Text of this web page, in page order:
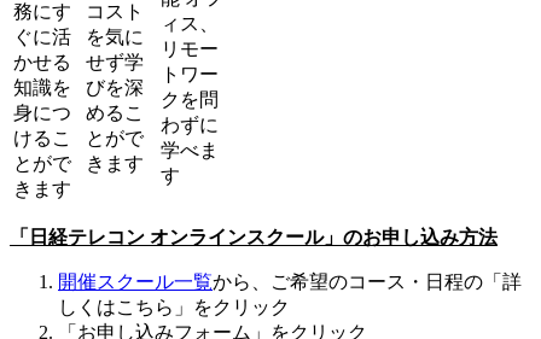
務にす
ぐに活
かせる
知識を
身につ
けるこ
とがで
きます
コスト
を気に
せず学
びを深
めるこ
とがで
きます
ィス、
リモー
トワー
クを問
わずに
学べま
す
「日経テレコン オンラインスクール」のお申し込み方法
開催スクール一覧から、ご希望のコース・日程の「詳
しくはこちら」をクリック
「お申し込みフォーム」をクリック